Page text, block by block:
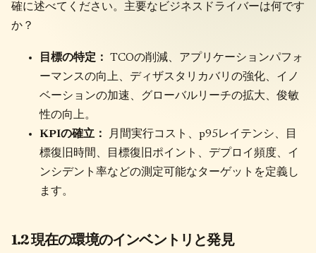
確に述べてください。主要なビジネスドライバーは何です
か？
目標の特定：
TCOの削減、アプリケーションパフォ
ーマンスの向上、ディザスタリカバリの強化、イノ
ベーションの加速、グローバルリーチの拡大、俊敏
性の向上。
KPIの確立：
月間実行コスト、p95レイテンシ、目
標復旧時間、目標復旧ポイント、デプロイ頻度、イ
ンシデント率などの測定可能なターゲットを定義し
ます。
1.2 現在の環境のインベントリと発見